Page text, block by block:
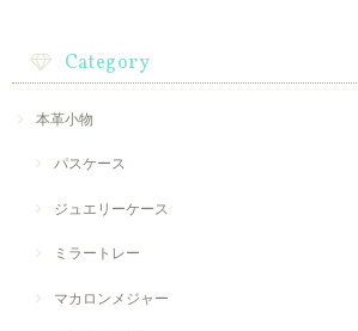
Category
本革小物
パスケース
ジュエリーケース
ミラートレー
マカロンメジャー